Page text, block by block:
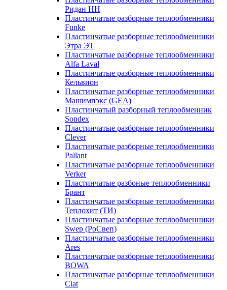
Ридан НН
Пластинчатые разборные теплообменники
Funke
Пластинчатые разборные теплообменники
Этра ЭТ
Пластинчатые разборные теплообменники
Alfa Laval
Пластинчатые разборные теплообменники
Кельвион
Пластинчатые разборные теплообменники
Машимпэкс (GEA)
Пластинчатый разборный теплообменник
Sondex
Пластинчатые разборные теплообменники
Clever
Пластинчатые разборные теплообменники
Pallant
Пластинчатые разборные теплообменники
Verker
Пластинчатые разбоные теплообменники
Брант
Пластинчатые разборные теплообменники
Теплохит (ТИ)
Пластинчатые разборные теплообменники
Swep (РоСвеп)
Пластинчатые разборные теплообменники
Ares
Пластинчатые разборные теплообменники
BOWA
Пластинчатые разборные теплообменники
Ciat